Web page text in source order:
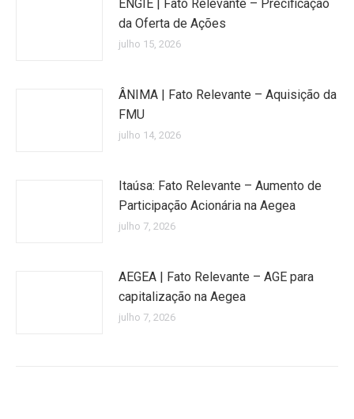
ENGIE | Fato Relevante – Precificação
da Oferta de Ações
julho 15, 2026
ÂNIMA | Fato Relevante – Aquisição da
FMU
julho 14, 2026
Itaúsa: Fato Relevante – Aumento de
Participação Acionária na Aegea
julho 7, 2026
AEGEA | Fato Relevante – AGE para
capitalização na Aegea
julho 7, 2026